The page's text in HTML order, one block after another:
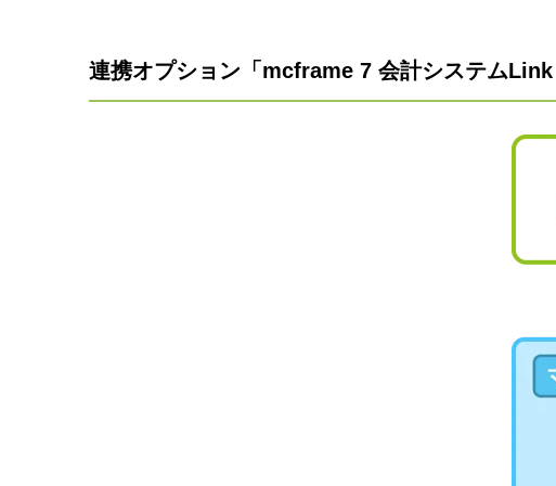
連携オプション「mcframe 7 会計システム